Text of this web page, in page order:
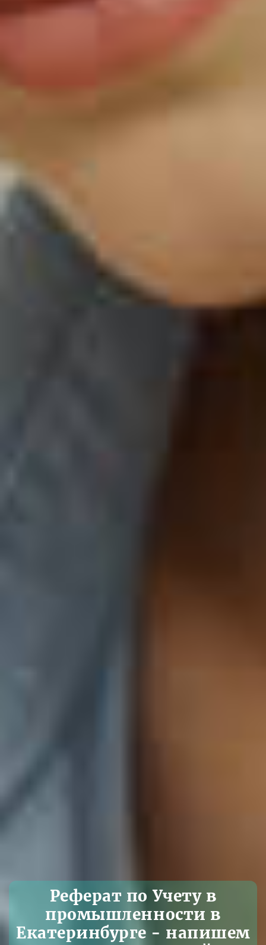
Реферат по Учету в
промышленности в
Екатеринбурге - напишем